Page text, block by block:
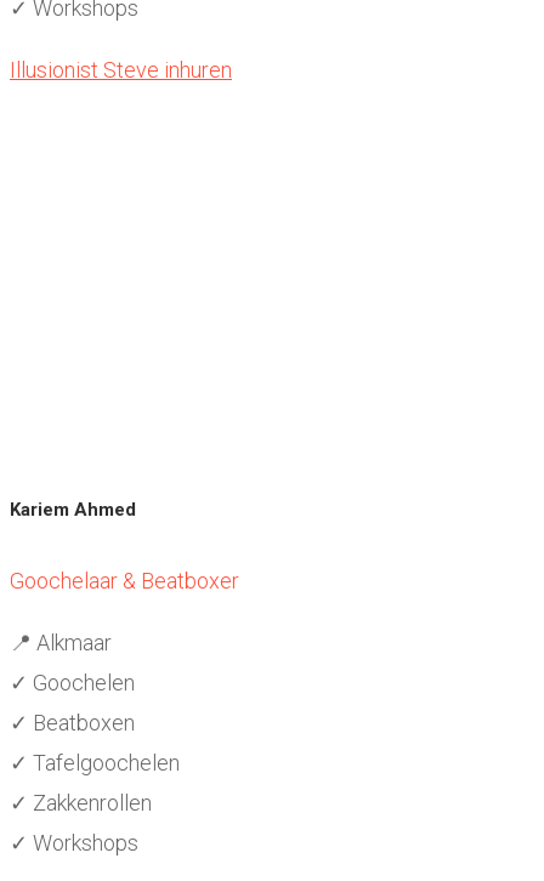
✓ Workshops
Illusionist Steve inhuren
Kariem Ahmed
Goochelaar & Beatboxer
📍 Alkmaar
✓ Goochelen
✓ Beatboxen
✓ Tafelgoochelen
✓ Zakkenrollen
✓ Workshops